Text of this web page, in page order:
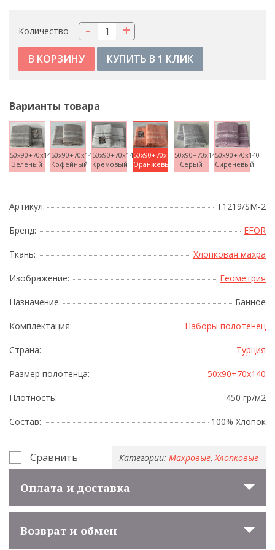
Количество +
-
КУПИТЬ В 1 КЛИК
Варианты товара
50x90+70x140
Зеленый
50x90+70x140
Кофейный
50x90+70x140
Кремовый
50x90+70x140
Оранжевый
50x90+70x140
Серый
50x90+70x140
Сиреневый
Артикул: T1219/SM-2
Бренд: EFOR
Ткань: Хлопковая махра
Изображение: Геометрия
Назначение: Банное
Комплектация: Наборы полотенец
Страна: Турция
Размер полотенца: 50x90+70x140
Плотность: 450 гр/м2
Состав: 100% Хлопок
Сравнить Категории: Махровые,Хлопковые
Оплата и доставка
Возврат и обмен